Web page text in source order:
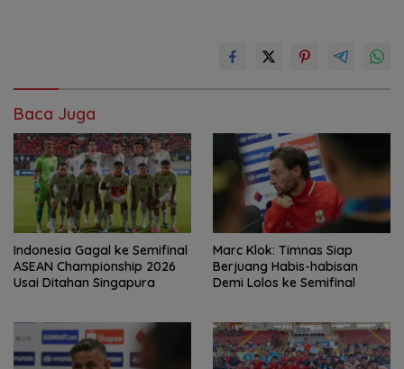
Baca Juga
Indonesia Gagal ke Semifinal
ASEAN Championship 2026
Usai Ditahan Singapura
Marc Klok: Timnas Siap
Berjuang Habis-habisan
Demi Lolos ke Semifinal